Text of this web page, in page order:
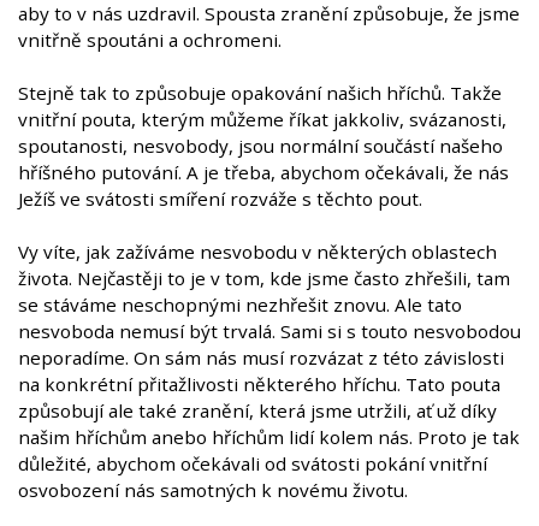
aby to v nás uzdravil. Spousta zranění způsobuje, že jsme
vnitřně spoutáni a ochromeni.
Stejně tak to způsobuje opakování našich hříchů. Takže
vnitřní pouta, kterým můžeme říkat jakkoliv, svázanosti,
spoutanosti, nesvobody, jsou normální součástí našeho
hříšného putování. A je třeba, abychom očekávali, že nás
Ježíš ve svátosti smíření rozváže s těchto pout.
Vy víte, jak zažíváme nesvobodu v některých oblastech
života. Nejčastěji to je v tom, kde jsme často zhřešili, tam
se stáváme neschopnými nezhřešit znovu. Ale tato
nesvoboda nemusí být trvalá. Sami si s touto nesvobodou
neporadíme. On sám nás musí rozvázat z této závislosti
na konkrétní přitažlivosti některého hříchu. Tato pouta
způsobují ale také zranění, která jsme utržili, ať už díky
našim hříchům anebo hříchům lidí kolem nás. Proto je tak
důležité, abychom očekávali od svátosti pokání vnitřní
osvobození nás samotných k novému životu.